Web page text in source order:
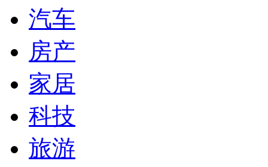
汽车
房产
家居
科技
旅游